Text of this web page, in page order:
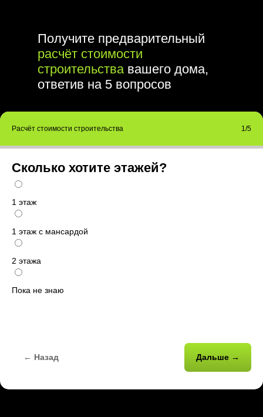
Получите предварительный
расчёт стоимости
строительствавашего дома,
ответив на 5 вопросов
Расчёт стоимости строительства 1/5
Сколько хотите этажей?
1 этаж
1 этаж с мансардой
2 этажа
Пока не знаю
← Назад Дальше →